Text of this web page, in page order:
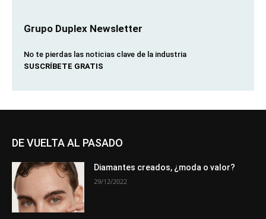
Grupo Duplex Newsletter
No te pierdas las noticias clave de la industria
SUSCRÍBETE GRATIS
DE VUELTA AL PASADO
Diamantes creados, ¿moda o valor?
29/12/2022